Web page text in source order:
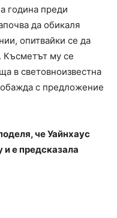
година преди
да обикаля
опитвайки се да
Късметът му се
в световноизвестна
с предложение
че Уайнхаус
и е предсказала